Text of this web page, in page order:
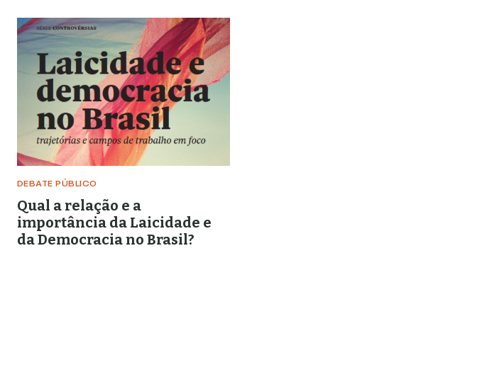
DEBATE PÚBLICO
Qual a relação e a
importância da Laicidade e
da Democracia no Brasil?